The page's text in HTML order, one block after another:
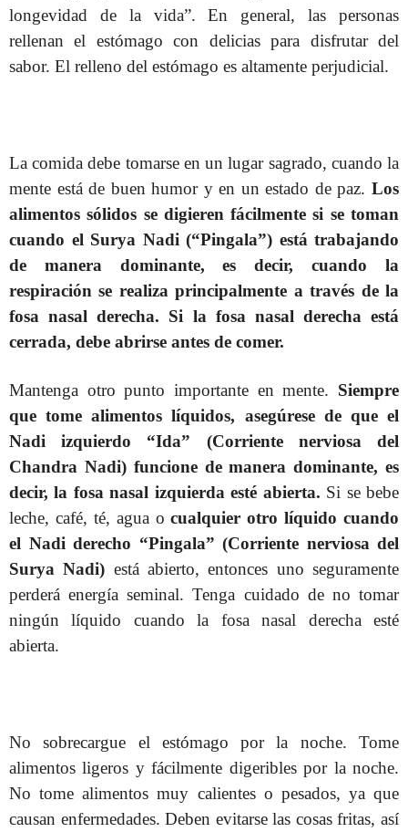
longevidad de la vida”. En general, las personas
rellenan el estómago con delicias para disfrutar del
sabor. El relleno del estómago es altamente perjudicial.
La comida debe tomarse en un lugar sagrado, cuando la
mente está de buen humor y en un estado de paz. Los
alimentos sólidos se digieren fácilmente si se toman
cuando el Surya Nadi (“Pingala”) está trabajando
de manera dominante, es decir, cuando la
respiración se realiza principalmente a través de la
fosa nasal derecha. Si la fosa nasal derecha está
cerrada, debe abrirse antes de comer.
Mantenga otro punto importante en mente. Siempre
que tome alimentos líquidos, asegúrese de que el
Nadi izquierdo “Ida” (Corriente nerviosa del
Chandra Nadi) funcione de manera dominante, es
decir, la fosa nasal izquierda esté abierta. Si se bebe
leche, café, té, agua ocualquier otro líquido cuando
el Nadi derecho “Pingala” (Corriente nerviosa del
Surya Nadi) está abierto, entonces uno seguramente
perderá energía seminal. Tenga cuidado de no tomar
ningún líquido cuando la fosa nasal derecha esté
abierta.
No sobrecargue el estómago por la noche. Tome
alimentos ligeros y fácilmente digeribles por la noche.
No tome alimentos muy calientes o pesados, ya que
causan enfermedades. Deben evitarse las cosas fritas, así